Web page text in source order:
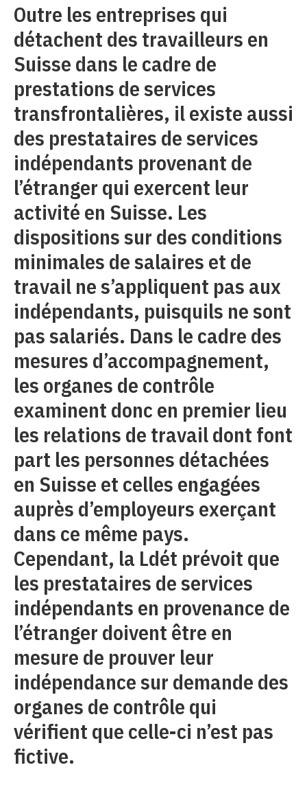
Outre les entreprises qui
détachent des travailleurs en
Suisse dans le cadre de
prestations de services
transfrontalières, il existe aussi
des prestataires de services
indépendants provenant de
l’étranger qui exercent leur
activité en Suisse. Les
dispositions sur des conditions
minimales de salaires et de
travail ne s’appliquent pas aux
indépendants, puisquils ne sont
pas salariés. Dans le cadre des
mesures d’accompagnement,
les organes de contrôle
examinent donc en premier lieu
les relations de travail dont font
part les personnes détachées
en Suisse et celles engagées
auprès d’employeurs exerçant
dans ce même pays.
Cependant, la Ldét prévoit que
les prestataires de services
indépendants en provenance de
l’étranger doivent être en
mesure de prouver leur
indépendance sur demande des
organes de contrôle qui
vérifient que celle-ci n’est pas
fictive.